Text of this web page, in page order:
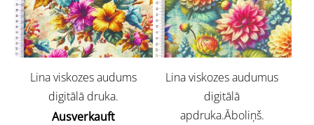
Lina viskozes audums
digitālā druka.
Ausverkauft
Lina viskozes audumus
digitālā
apdruka.Āboliņš.